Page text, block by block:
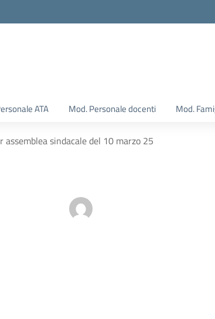
ATA Mod. Personale docenti Mod.
sindacale del 10 marzo 25